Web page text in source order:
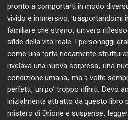
pronto a comportarti in modo
vivido e immersivo, trasportandomi
familiare che strano, un vero
sfide della vita reale. I personaggi
come una torta riccamente
rivelava una nuova sorpresa, una
condizione umana, ma a volte
perfetti, un po’ troppo rifiniti. Devo
inizialmente attratto da questo libro
mistero di Orione e suspense,